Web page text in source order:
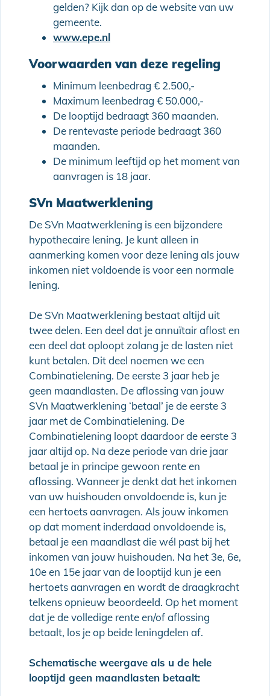
gelden? Kijk dan op de website van uw
gemeente.
www.epe.nl
Voorwaarden van deze regeling
Minimum leenbedrag € 2.500,-
Maximum leenbedrag € 50.000,-
De looptijd bedraagt 360 maanden.
De rentevaste periode bedraagt 360
maanden.
De minimum leeftijd op het moment van
aanvragen is 18 jaar.
SVn Maatwerklening
De SVn Maatwerklening is een bijzondere
hypothecaire lening. Je kunt alleen in
aanmerking komen voor deze lening als jouw
inkomen niet voldoende is voor een normale
lening.
De SVn Maatwerklening bestaat altijd uit
twee delen. Een deel dat je annuïtair aflost en
een deel dat oploopt zolang je de lasten niet
kunt betalen. Dit deel noemen we een
Combinatielening. De eerste 3 jaar heb je
geen maandlasten. De aflossing van jouw
SVn Maatwerklening ‘betaal’ je de eerste 3
jaar met de Combinatielening. De
Combinatielening loopt daardoor de eerste 3
jaar altijd op. Na deze periode van drie jaar
betaal je in principe gewoon rente en
aflossing. Wanneer je denkt dat het inkomen
van uw huishouden onvoldoende is, kun je
een hertoets aanvragen. Als jouw inkomen
op dat moment inderdaad onvoldoende is,
betaal je een maandlast die wél past bij het
inkomen van jouw huishouden. Na het 3e, 6e,
10e en 15e jaar van de looptijd kun je een
hertoets aanvragen en wordt de draagkracht
telkens opnieuw beoordeeld. Op het moment
dat je de volledige rente en/of aflossing
betaalt, los je op beide leningdelen af.
Schematische weergave als u de hele
looptijd geen maandlasten betaalt: